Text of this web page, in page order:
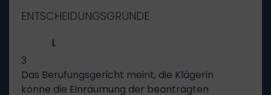
ENTSCHEIDUNGSGRÜNDE
I.
3
Das Berufungsgericht meint, die Klägerin
könne die Einräumung der beantragten